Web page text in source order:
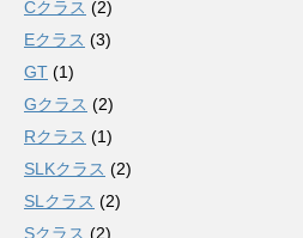
Cクラス (2)
Eクラス (3)
GT (1)
Gクラス (2)
Rクラス (1)
SLKクラス (2)
SLクラス (2)
Sクラス (2)